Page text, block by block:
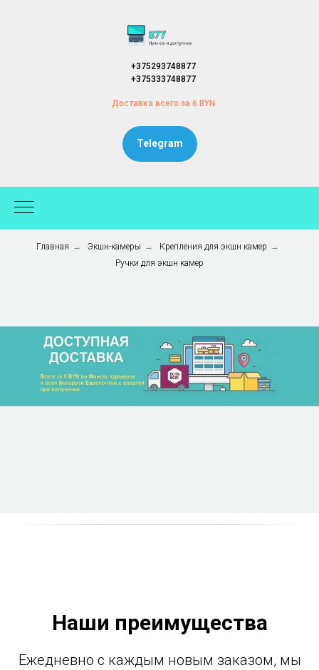
+375293748877
+375333748877
Доставка всего за 6 BYN
Telegram
Главная → Экшн-камеры → Крепления для экшн камер →
Ручки для экшн камер
Наши преимущества
Ежедневно с каждым новым заказом, мы